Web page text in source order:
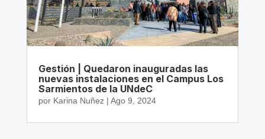
Gestión | Quedaron inauguradas las
nuevas instalaciones en el Campus Los
Sarmientos de la UNdeC
por Karina Nuñez| Ago 9, 2024